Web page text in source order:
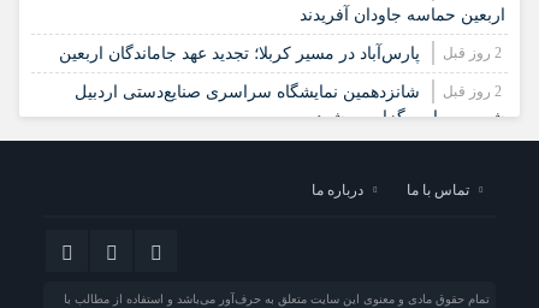
اربعین حماسه جاودان آفریدند
پارس‌آباد در مسیر کربلا؛ تجدید عهد جاماندگان اربعین
شانزدهمین نمایشگاه سراسری صنایع‌دستی اردبیل
شهریور ماه برگزار می‌شود
تولید انرژی پاک فرصت طلایی برای نمین
علمی جهاددانشگاهی اردبیل
تماس با ما درباره ما
تمام حقوق مادی و معنوی این سایت متعلق به حرف‌آور می‌باشد و استفاده از مطالب با